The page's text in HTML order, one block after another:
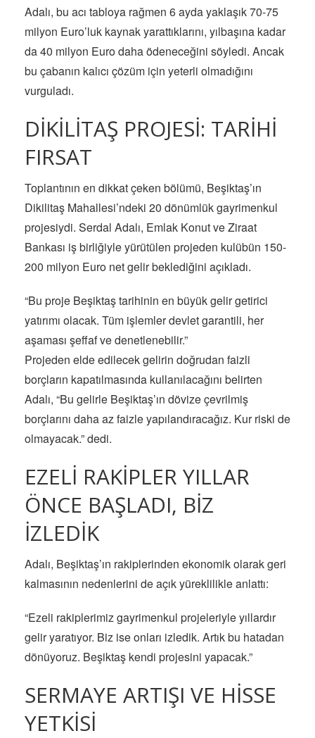
Adalı, bu acı tabloya rağmen 6 ayda yaklaşık 70-75
milyon Euro’luk kaynak yarattıklarını, yılbaşına kadar
da 40 milyon Euro daha ödeneceğini söyledi. Ancak
bu çabanın kalıcı çözüm için yeterli olmadığını
vurguladı.
DİKİLİTAŞ PROJESİ: TARİHİ
FIRSAT
Toplantının en dikkat çeken bölümü, Beşiktaş’ın
Dikilitaş Mahallesi’ndeki 20 dönümlük gayrimenkul
projesiydi. Serdal Adalı, Emlak Konut ve Ziraat
Bankası iş birliğiyle yürütülen projeden kulübün 150-
200 milyon Euro net gelir beklediğini açıkladı.
“Bu proje Beşiktaş tarihinin en büyük gelir getirici
yatırımı olacak. Tüm işlemler devlet garantili, her
aşaması şeffaf ve denetlenebilir.”
Projeden elde edilecek gelirin doğrudan faizli
borçların kapatılmasında kullanılacağını belirten
Adalı, “Bu gelirle Beşiktaş’ın dövize çevrilmiş
borçlarını daha az faizle yapılandıracağız. Kur riski de
olmayacak.” dedi.
EZELİ RAKİPLER YILLAR
ÖNCE BAŞLADI, BİZ
İZLEDİK
Adalı, Beşiktaş’ın rakiplerinden ekonomik olarak geri
kalmasının nedenlerini de açık yüreklilikle anlattı:
“Ezeli rakiplerimiz gayrimenkul projeleriyle yıllardır
gelir yaratıyor. Biz ise onları izledik. Artık bu hatadan
dönüyoruz. Beşiktaş kendi projesini yapacak.”
SERMAYE ARTIŞI VE HİSSE
YETKİSİ